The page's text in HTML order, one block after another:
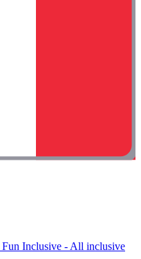
Inclusive - All inclusive